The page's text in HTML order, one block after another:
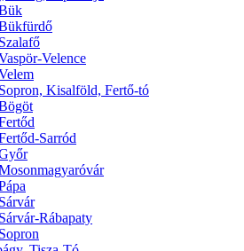
Szalafő
Velence
Kisalföld, Fertő-tó
Sarród
Sárvár
Sárvár-Rábapaty
Sopron